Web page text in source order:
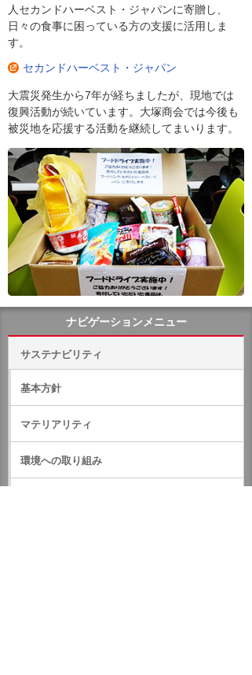
人セカンドハーベスト・ジャパンに寄贈し、
日々の食事に困っている方の支援に活用しま
す。
セカンドハーベスト・ジャパン
大震災発生から7年が経ちましたが、現地では
復興活動が続いています。大塚商会では今後も
被災地を応援する活動を継続してまいります。
ナビゲーションメニュー
サステナビリティ
基本方針
マテリアリティ
環境への取り組み